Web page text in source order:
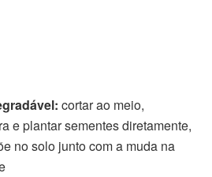
cortar ao meio,
e plantar sementes diretamente,
no solo junto com a muda na